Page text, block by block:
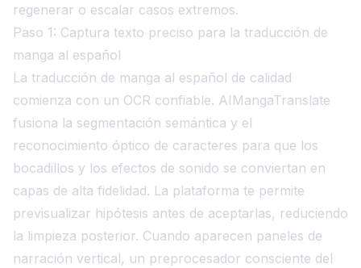
regenerar o escalar casos extremos.
Paso 1: Captura texto preciso para la traducción de
manga al español
La traducción de manga al español de calidad
comienza con un OCR confiable. AIMangaTranslate
fusiona la segmentación semántica y el
reconocimiento óptico de caracteres para que los
bocadillos y los efectos de sonido se conviertan en
capas de alta fidelidad. La plataforma te permite
previsualizar hipótesis antes de aceptarlas, reduciendo
la limpieza posterior. Cuando aparecen paneles de
narración vertical, un preprocesador consciente del